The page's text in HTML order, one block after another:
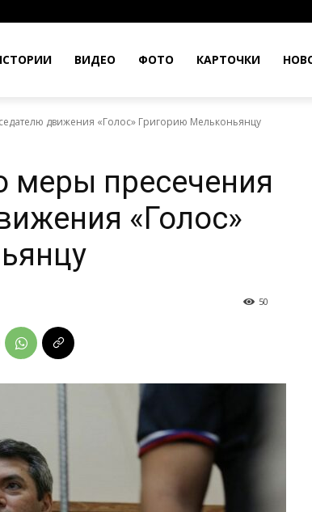
ВИДЕО ФОТО КАРТОЧКИ
движения «Голос» Григорию Мельконьянцу
меры пресечения
«Голос»
50